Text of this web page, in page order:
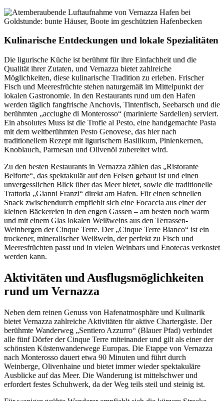
Kulinarische Entdeckungen und lokale Spezialitäten
Die ligurische Küche ist berühmt für ihre Einfachheit und die
Qualität ihrer Zutaten, und Vernazza bietet zahlreiche
Möglichkeiten, diese kulinarische Tradition zu erleben. Frischer
Fisch und Meeresfrüchte stehen naturgemäß im Mittelpunkt der
lokalen Gastronomie. In den Restaurants rund um den Hafen
werden täglich fangfrische Anchovis, Tintenfisch, Seebarsch und die
berühmten „acciughe di Monterosso“ (marinierte Sardellen) serviert.
Ein absolutes Muss ist die Trofie al Pesto, eine handgemachte Pasta
mit dem weltberühmten Pesto Genovese, das hier nach
traditionellem Rezept mit ligurischem Basilikum, Pinienkernen,
Knoblauch, Parmesan und Olivenöl zubereitet wird.
Zu den besten Restaurants in Vernazza zählen das „Ristorante
Belforte“, das spektakulär auf den Felsen gebaut ist und einen
unvergesslichen Blick über das Meer bietet, sowie die traditionelle
Trattoria „Gianni Franzi“ direkt am Hafen. Für einen schnellen
Snack zwischendurch empfiehlt sich eine Focaccia aus einer der
kleinen Bäckereien in den engen Gassen – am besten noch warm
und mit einem Glas lokalen Weißweins aus den Terrassen-
Weinbergen der Cinque Terre. Der „Cinque Terre Bianco“ ist ein
trockener, mineralischer Weißwein, der perfekt zu Fisch und
Meeresfrüchten passt und in vielen Weinbars und Enotecas verkostet
werden kann.
Aktivitäten und Ausflugsmöglichkeiten
rund um Vernazza
Neben dem reinen Genuss von Hafenatmosphäre und Kulinarik
bietet Vernazza zahlreiche Aktivitäten für aktive Chartergäste. Der
berühmte Wanderweg „Sentiero Azzurro“ (Blauer Pfad) verbindet
alle fünf Dörfer der Cinque Terre miteinander und gilt als einer der
schönsten Küstenwanderwege Europas. Die Etappe von Vernazza
nach Monterosso dauert etwa 90 Minuten und führt durch
Weinberge, Olivenhaine und bietet immer wieder spektakuläre
Ausblicke auf das Meer. Die Wanderung ist mittelschwer und
erfordert festes Schuhwerk, da der Weg teils steil und steinig ist.